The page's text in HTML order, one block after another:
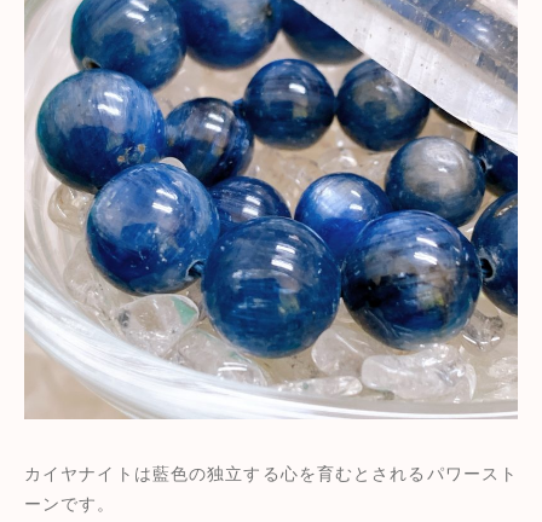
カイヤナイトは藍色の独立する心を育むとされるパワースト
ーンです。